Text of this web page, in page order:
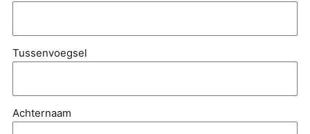
Tussenvoegsel
Achternaam